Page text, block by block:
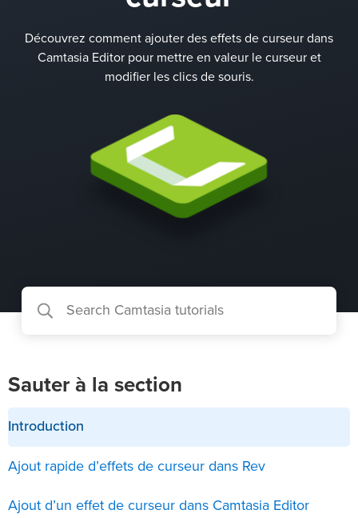
Découvrez comment ajouter des effets de curseur dans
Camtasia Editor pour mettre en valeur le curseur et
modifier les clics de souris.
Sauter à la section
Introduction
Ajout rapide d’effets de curseur dans Rev
Ajout d’un effet de curseur dans Camtasia Editor